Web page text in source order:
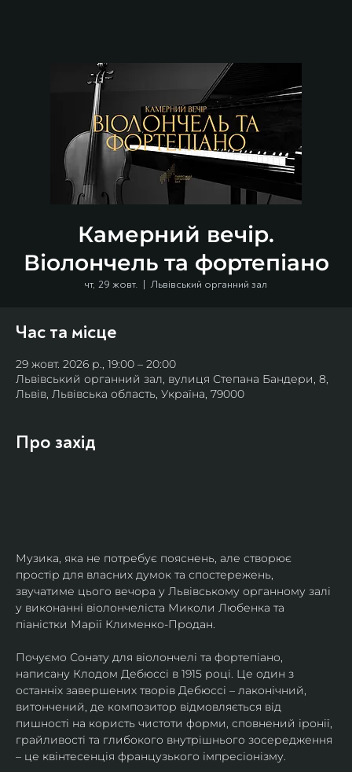
Камерний вечір.
Віолончель та фортепіано
чт, 29 жовт.
  |
Львівський органний зал
Час та місце
29 жовт. 2026 р., 19:00 – 20:00
Львівський органний зал, вулиця Степана Бандери, 8,
Львів, Львівська область, Україна, 79000
Про захід
Музика, яка не потребує пояснень, але створює
простір для власних думок та спостережень,
звучатиме цього вечора у Львівському органному залі
у виконанні віолончеліста Миколи Любенка та
піаністки Марії Клименко-Продан.
Почуємо Сонату для віолончелі та фортепіано,
написану Клодом Дебюссі в 1915 році. Це один з
останніх завершених творів Дебюссі – лаконічний,
витончений, де композитор відмовляється від
пишності на користь чистоти форми, сповнений іронії,
грайливості та глибокого внутрішнього зосередження
– це квінтесенція французького імпресіонізму.